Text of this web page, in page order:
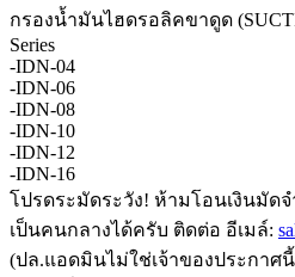
กรองน้ำมันไฮดรอลิคขาดูด
Series
-IDN-04
-IDN-06
-IDN-08
-IDN-10
-IDN-12
-IDN-16
โปรดระมัดระวัง! ห้ามโอนเงินมัด
เป็นคนกลางได้ครับ ติดต่อ อีเมล์:
(ปล.แอดมินไม่ใช่เจ้าของประกาศ